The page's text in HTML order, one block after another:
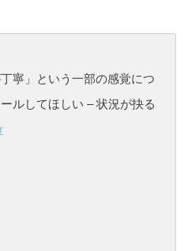
寧」という一部の感覚につ
ルしてほしい – 状況が抉る